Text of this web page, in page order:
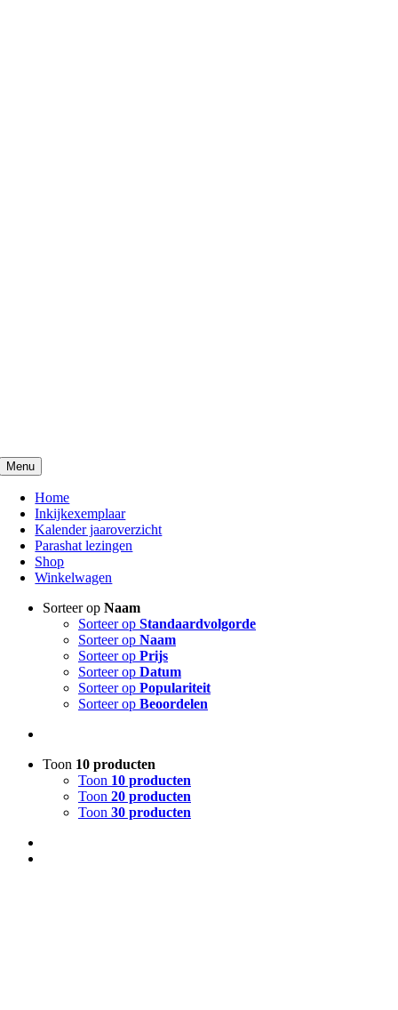
Menu
Home
Inkijkexemplaar
Kalender jaaroverzicht
Parashat lezingen
Shop
Winkelwagen
Sorteer op Naam
Sorteer op Standaardvolgorde
Sorteer op Naam
Sorteer op Prijs
Sorteer op Datum
Sorteer op Populariteit
Sorteer op Beoordelen
Toon 10 producten
Toon 10 producten
Toon 20 producten
Toon 30 producten